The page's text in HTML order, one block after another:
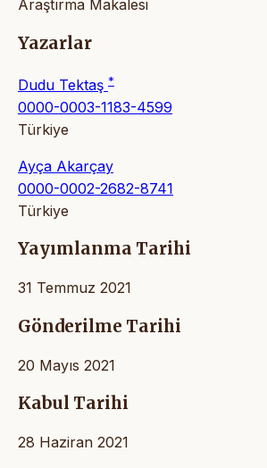
Araştırma Makalesi
Yazarlar
Dudu Tektaş *
0000-0003-1183-4599
Türkiye
Ayça Akarçay
0000-0002-2682-8741
Türkiye
Yayımlanma Tarihi
31 Temmuz 2021
Gönderilme Tarihi
20 Mayıs 2021
Kabul Tarihi
28 Haziran 2021